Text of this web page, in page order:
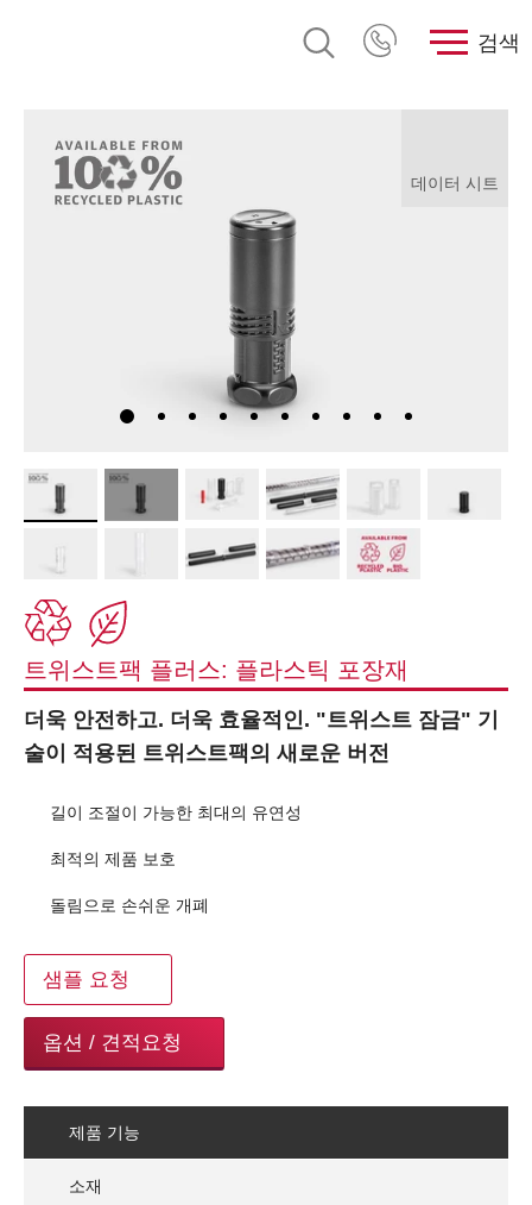
검색
데이터 시트
트위스트팩 플러스: 플라스틱 포장재
더욱 안전하고. 더욱 효율적인. "트위스트 잠금" 기
술이 적용된 트위스트팩의 새로운 버전
길이 조절이 가능한 최대의 유연성
최적의 제품 보호
돌림으로 손쉬운 개폐
샘플 요청
옵션 / 견적요청
제품 기능
소재